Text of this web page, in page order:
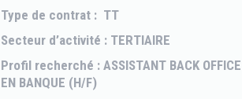
Type de contrat : TT
Secteur d’activité : TERTIAIRE
Profil recherché : ASSISTANT BACK OFFICE
EN BANQUE (H/F)